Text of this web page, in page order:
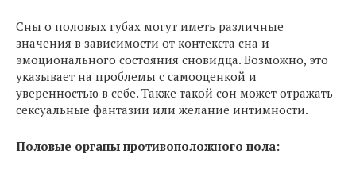
Сны о половых губах могут иметь различные
значения в зависимости от контекста сна и
эмоционального состояния сновидца. Возможно, это
указывает на проблемы с самооценкой и
уверенностью в себе. Также такой сон может отражать
сексуальные фантазии или желание интимности.
Половые органы противоположного пола: